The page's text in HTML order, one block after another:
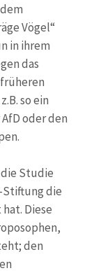
Vögel“
in ihrem
das
so ein
oder den
Studie
Stiftung die
Diese
den